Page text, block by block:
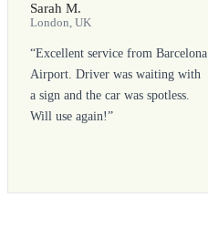
Sarah M.
London, UK
“Excellent service from Barcelona
Airport. Driver was waiting with
a sign and the car was spotless.
Will use again!”